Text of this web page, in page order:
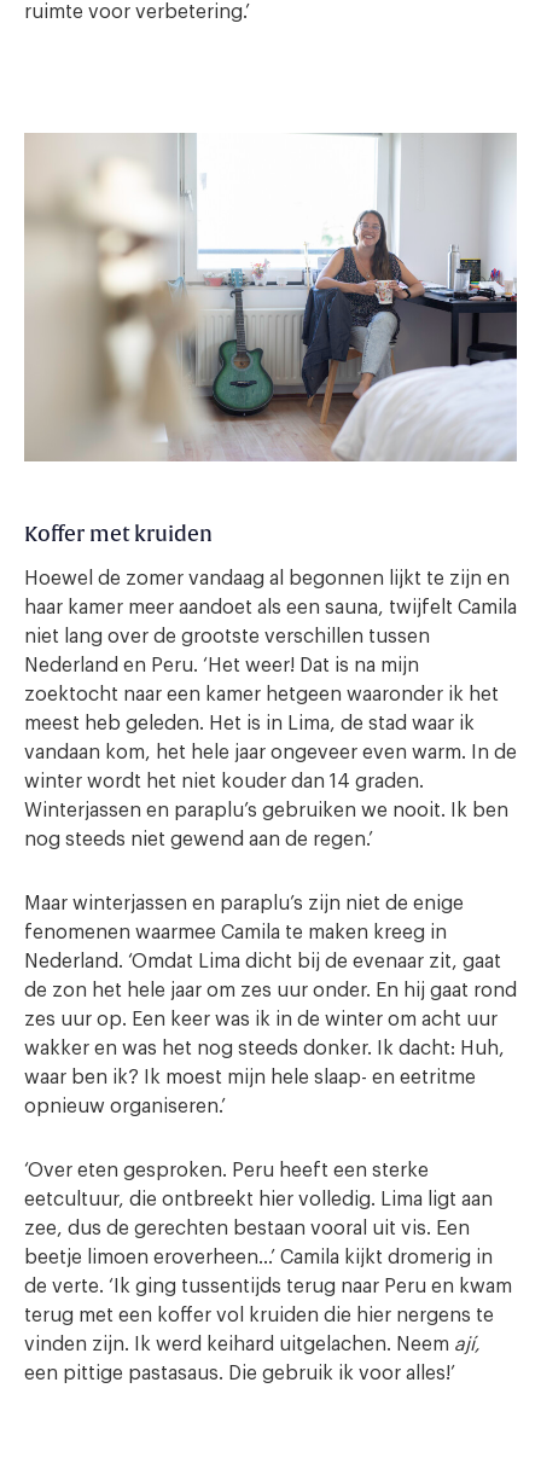
ruimte voor verbetering.’
Koffer met kruiden
Hoewel de zomer vandaag al begonnen lijkt te zijn en
haar kamer meer aandoet als een sauna, twijfelt Camila
niet lang over de grootste verschillen tussen
Nederland en Peru. ‘Het weer! Dat is na mijn
zoektocht naar een kamer hetgeen waaronder ik het
meest heb geleden. Het is in Lima, de stad waar ik
vandaan kom, het hele jaar ongeveer even warm. In de
winter wordt het niet kouder dan 14 graden.
Winterjassen en paraplu’s gebruiken we nooit. Ik ben
nog steeds niet gewend aan de regen.’
Maar winterjassen en paraplu’s zijn niet de enige
fenomenen waarmee Camila te maken kreeg in
Nederland. ‘Omdat Lima dicht bij de evenaar zit, gaat
de zon het hele jaar om zes uur onder. En hij gaat rond
zes uur op. Een keer was ik in de winter om acht uur
wakker en was het nog steeds donker. Ik dacht: Huh,
waar ben ik? Ik moest mijn hele slaap- en eetritme
opnieuw organiseren.’
‘Over eten gesproken. Peru heeft een sterke
eetcultuur, die ontbreekt hier volledig. Lima ligt aan
zee, dus de gerechten bestaan vooral uit vis. Een
beetje limoen eroverheen…’ Camila kijkt dromerig in
de verte. ‘Ik ging tussentijds terug naar Peru en kwam
terug met een koffer vol kruiden die hier nergens te
vinden zijn. Ik werd keihard uitgelachen. Neem ají,
een pittige pastasaus. Die gebruik ik voor alles!’